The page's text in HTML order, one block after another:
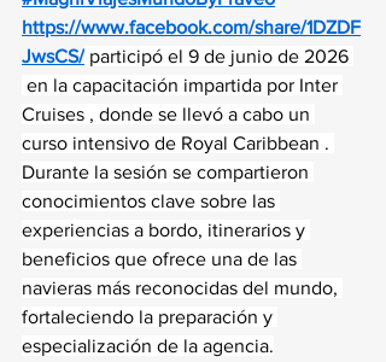
https://www.facebook.com/share/1DZDF
JwsCS/ participó el 9 de junio de 2026
en la capacitación impartida por Inter
Cruises , donde se llevó a cabo un
curso intensivo de Royal Caribbean .
Durante la sesión se compartieron
conocimientos clave sobre las
experiencias a bordo, itinerarios y
beneficios que ofrece una de las
navieras más reconocidas del mundo,
fortaleciendo la preparación y
especialización de la agencia.